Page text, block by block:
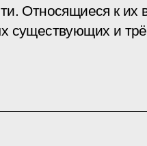
Относящиеся к
существующих и